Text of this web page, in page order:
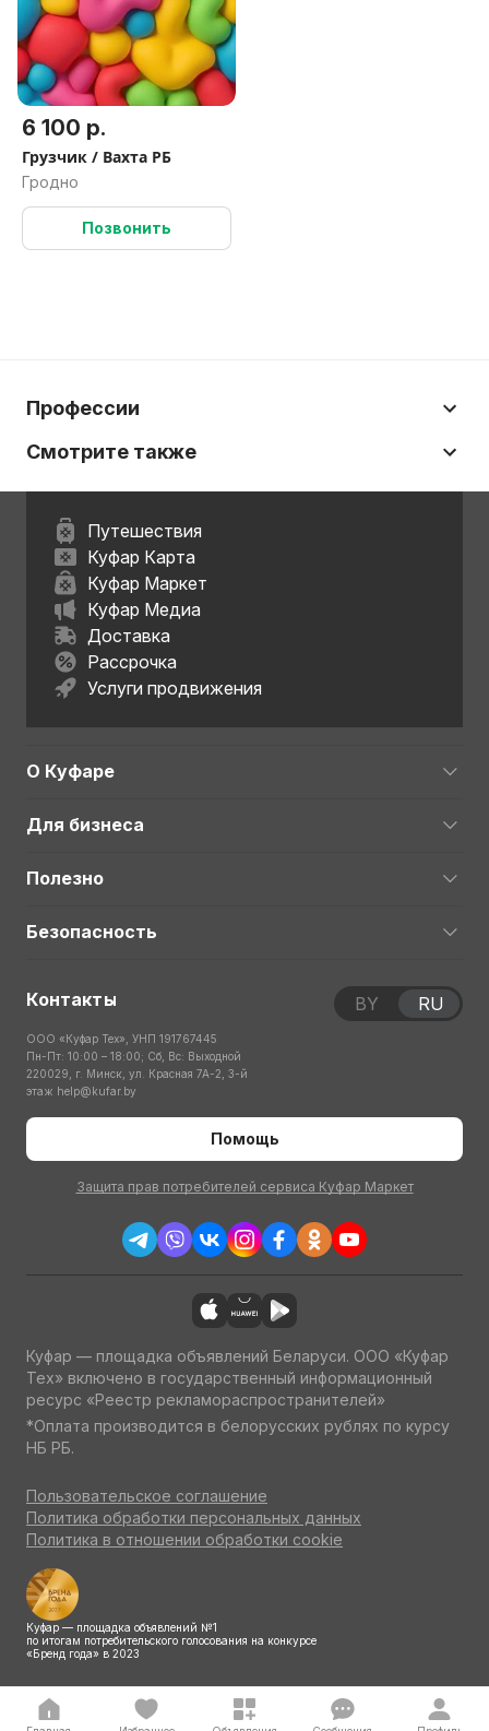
6 100 р.
Грузчик / Вахта РБ
Гродно
Позвонить
Профессии
Смотрите также
Путешествия
Куфар Карта
Куфар Маркет
Куфар Медиа
Доставка
Рассрочка
Услуги продвижения
О Куфаре
Для бизнеса
Полезно
Безопасность
Контакты
ООО «Куфар Тех», УНП 191767445
Пн-Пт: 10:00 – 18:00; Сб, Вс: Выходной
220029, г. Минск, ул. Красная 7А-2, 3-й
этаж help@kufar.by
Помощь
Защита прав потребителей сервиса Куфар Маркет
BY RU
Куфар — площадка объявлений Беларуси. ООО «Куфар
Тех» включено в государственный информационный
ресурс «Реестр рекламораспространителей»
*Оплата производится в белорусских рублях по курсу
НБ РБ.
Пользовательское соглашение
Политика обработки персональных данных
Политика в отношении обработки cookie
Куфар — площадка объявлений №1
по итогам потребительского голосования на конкурсе
«Бренд года» в 2023